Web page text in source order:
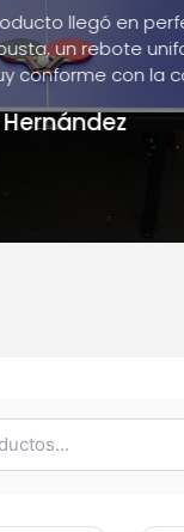
llegó en
un rebote
con la